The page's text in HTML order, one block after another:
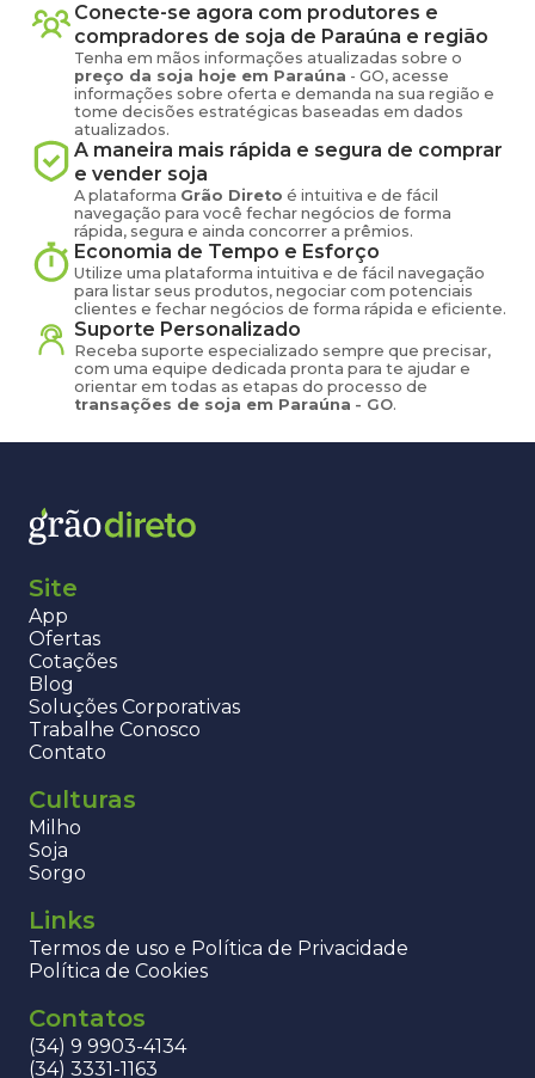
Conecte-se agora com produtores e
compradores de soja de Paraúna e região
Tenha em mãos informações atualizadas sobre o
preço da soja hoje em Paraúna - GO, acesse
informações sobre oferta e demanda na sua região e
tome decisões estratégicas baseadas em dados
atualizados.
A maneira mais rápida e segura de comprar
e vender soja
A plataforma Grão Direto é intuitiva e de fácil
navegação para você fechar negócios de forma
rápida, segura e ainda concorrer a prêmios.
Economia de Tempo e Esforço
Utilize uma plataforma intuitiva e de fácil navegação
para listar seus produtos, negociar com potenciais
clientes e fechar negócios de forma rápida e eficiente.
Suporte Personalizado
Receba suporte especializado sempre que precisar,
com uma equipe dedicada pronta para te ajudar e
orientar em todas as etapas do processo de
transações de soja em Paraúna - GO.
Site
App
Ofertas
Cotações
Blog
Soluções Corporativas
Trabalhe Conosco
Contato
Culturas
Milho
Soja
Sorgo
Links
Termos de uso e Política de Privacidade
Política de Cookies
Contatos
(34) 9 9903-4134
(34) 3331-1163